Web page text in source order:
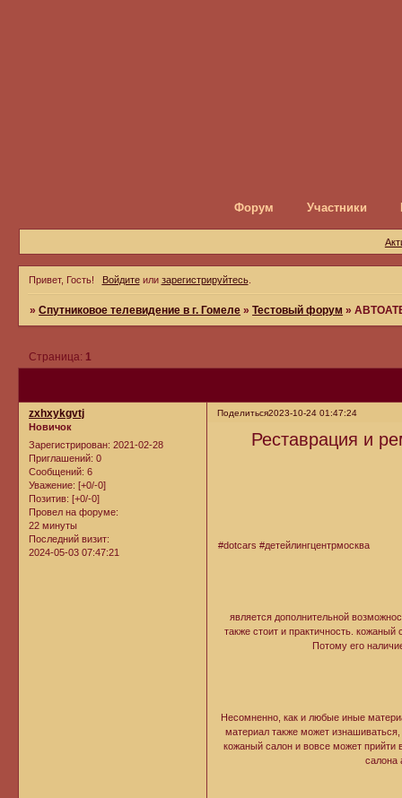
Форум Участники
Привет, Гость! Войдитеили зарегистрируйтесь.
»Спутниковое телевидение в г. Гомеле »Тестовый форум »
Страница: 1
Поделиться2023-10-24 01:47:24
zxhxykgvtj
Новичок
Зарегистрирован: 2021-02-28
Приглашений: 0
Сообщений: 6
Уважение: [+0/-0]
Позитив: [+0/-0]
Провел на форуме:
22 минуты
Последний визит:
2024-05-03 07:47:21
Реставрация и
#dotcars
является дополнительной
также стоит и практичность.
Потому его
Несомненно, как и любые иные
материал также может
кожаный салон и вовсе может прийти
салона